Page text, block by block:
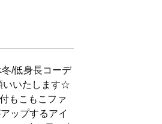
/低身長コーデ
いいたします☆
もこもこファ
ップするアイ